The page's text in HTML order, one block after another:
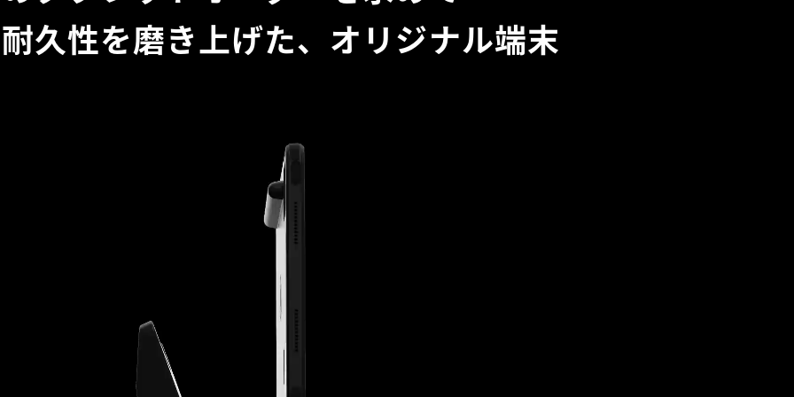
久性を磨き上げた、オリジナル端末